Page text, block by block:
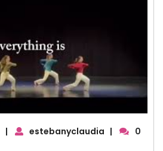
26
| estebanyclaudia |
0